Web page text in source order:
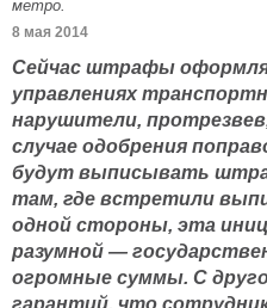
метро.
8 мая 2014
Сейчас штрафы
управлениях
нарушители,
случае одобрения
будут выписывать
там, где встретили
одной стороны, эта
разумной —
огромные суммы. С
гарантий, что